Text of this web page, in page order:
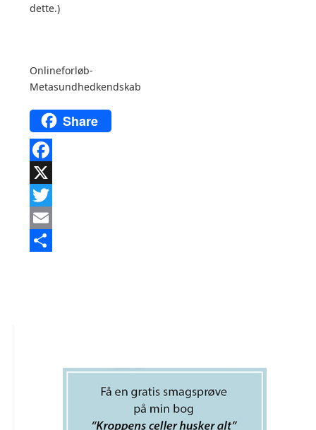
dette.)
Onlineforløb-
Metasundhedkendskab
Share
Facebook
X
Twitter
Email